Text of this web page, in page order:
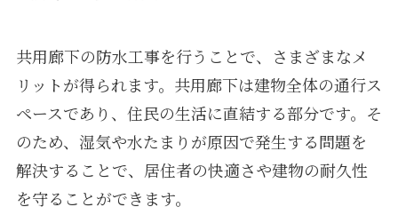
共用廊下の防水工事を行うことで、さまざまなメ
リットが得られます。共用廊下は建物全体の通行ス
ペースであり、住民の生活に直結する部分です。そ
のため、湿気や水たまりが原因で発生する問題を
解決することで、居住者の快適さや建物の耐久性
を守ることができます。